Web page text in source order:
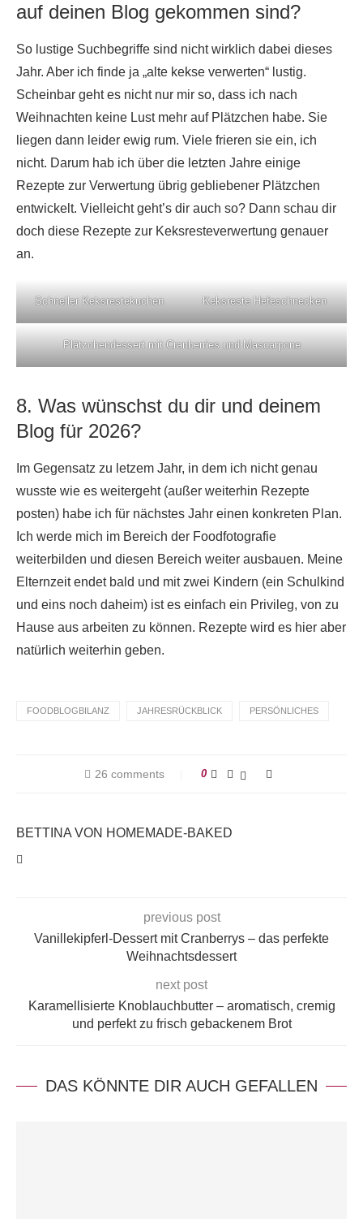
auf deinen Blog gekommen sind?
So lustige Suchbegriffe sind nicht wirklich dabei dieses
Jahr. Aber ich finde ja „alte kekse verwerten“ lustig.
Scheinbar geht es nicht nur mir so, dass ich nach
Weihnachten keine Lust mehr auf Plätzchen habe. Sie
liegen dann leider ewig rum. Viele frieren sie ein, ich
nicht. Darum hab ich über die letzten Jahre einige
Rezepte zur Verwertung übrig gebliebener Plätzchen
entwickelt. Vielleicht geht’s dir auch so? Dann schau dir
doch diese Rezepte zur Keksresteverwertung genauer
an.
Schneller Keksrestekuchen Keksreste Hefeschnecken
Plätzchendessert mit Cranberries und Mascarpone
8. Was wünschst du dir und deinem
Blog für 2026?
Im Gegensatz zu letzem Jahr, in dem ich nicht genau
wusste wie es weitergeht (außer weiterhin Rezepte
posten) habe ich für nächstes Jahr einen konkreten Plan.
Ich werde mich im Bereich der Foodfotografie
weiterbilden und diesen Bereich weiter ausbauen. Meine
Elternzeit endet bald und mit zwei Kindern (ein Schulkind
und eins noch daheim) ist es einfach ein Privileg, von zu
Hause aus arbeiten zu können. Rezepte wird es hier aber
natürlich weiterhin geben.
FOODBLOGBILANZ JAHRESRÜCKBLICK PERSÖNLICHES
26 comments 0
BETTINA VON HOMEMADE-BAKED
previous post
Vanillekipferl-Dessert mit Cranberrys – das perfekte
Weihnachtsdessert
next post
Karamellisierte Knoblauchbutter – aromatisch, cremig
und perfekt zu frisch gebackenem Brot
DAS KÖNNTE DIR AUCH GEFALLEN